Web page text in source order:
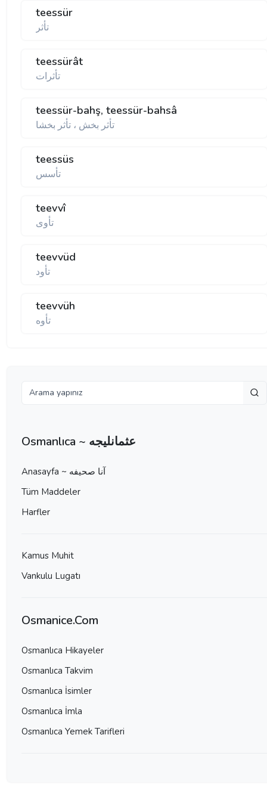
teessür
تأثر
teessürât
تأثرات
teessür-bahş, teessür-bahsâ
تأثر بخش ، تأثر بخشا
teessüs
تأسس
teevvî
تأوی
teevvüd
تأود
teevvüh
تأوه
Osmanlıca ~ عثمانليجه
Anasayfa ~ آنا صحيفه
Tüm Maddeler
Harfler
Kamus Muhit
Vankulu Lugatı
Osmanice.Com
Osmanlıca Hikayeler
Osmanlıca Takvim
Osmanlıca İsimler
Osmanlıca İmla
Osmanlıca Yemek Tarifleri